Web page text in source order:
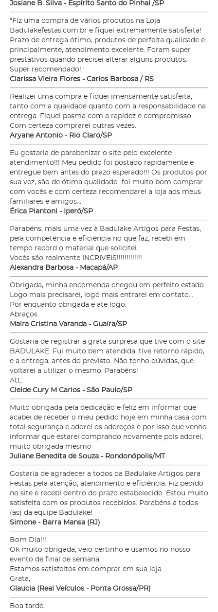
Josiane B. Silva - Espírito Santo do Pinhal /SP
"Fiz uma compra de vários produtos na Loja
Badulakefestas.com.br e fiquei extremamente satisfeita!
Prazo de entrega ótimo, produtos de perfeita qualidade e
principalmente, atendimento excelente. Foram super
prestativos quando precisei alterar alguns produtos.
Super recomendado!"
Clarissa Vieira Flores - Carlos Barbosa / RS
Realizei uma compra e fiquei imensamente satisfeita,
tanto com a qualidade quanto com a responsabilidade na
entrega. Fiquei pasma com a rapidez e compromisso.
Com certeza comprarei outras vezes.
Aryane Antonio - Rio Claro/SP
Eu gostaria de parabenizar o site pelo excelente
atendimento!!! Meu pedido foi postado rapidamente e
entregue bem antes do prazo esperado!!! Os produtos por
sua vez, são de ótima qualidade...foi muito bom comprar
com vocês e com certeza recomendarei a loja aos meus
familiares e amigos...
Érica Piantoni - Iperó/SP
Parabéns, mais uma vez à Badulake Artigos para Festas,
pela competência e eficiência no que faz, recebi em
tempo record o material que solicitei.
Vocês são realmente INCRIVEIS!!!!!!!!!!!!!
Alexandra Barbosa - Macapá/AP
Obrigada, minha encomenda chegou em perfeito estado.
Logo mais precisarei, logo mais entrarei em contato...
Por enquanto obrigada e ate logo.
Abraços.
Maira Cristina Varanda - Guaíra/SP
Gostaria de registrar a grata surpresa que tive com o site
BADULAKE. Fui muito bem atendida, tive retorno rápido,
e a entrega, antes do previsto. Não tenho dúvidas, que
voltarei a utilizar o mesmo. Parabéns!
Att,
Cleide Cury M Carlos - São Paulo/SP
Muito obrigada pela dedicação e feliz em informar que
acabei de receber o meu pedido hoje em minha casa com
total segurança e adorei os adereços e por isso que venho
informar que estarei comprando novamente pois adorei,
muito obrigada mesmo
Juliane Benedita de Souza - Rondonópolis/MT
Gostaria de agradecer a todos da Badulake Artigos para
Festas pela atenção, atendimento e eficiência. Fiz pedido
no site e recebi dentro do prazo estabelecido. Estou muito
satisfeita com os produtos recebidos. Parabéns a todos
(as) da equipe Badulake!
Simone - Barra Mansa (RJ)
Bom Dia!!!
Ok muito obrigada, veio certinho e usamos no nosso
evento de final de semana.
Estamos satisfeitos em comprar em sua loja.
Grata,
Glaucia (Real Veículos - Ponta Grossa/PR)
Boa tarde,